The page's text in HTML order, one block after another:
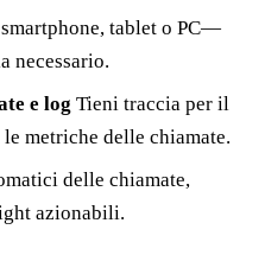
tablet o PC—
necessario.
e log Tieni traccia per il
metriche delle chiamate.
delle chiamate,
azionabili.